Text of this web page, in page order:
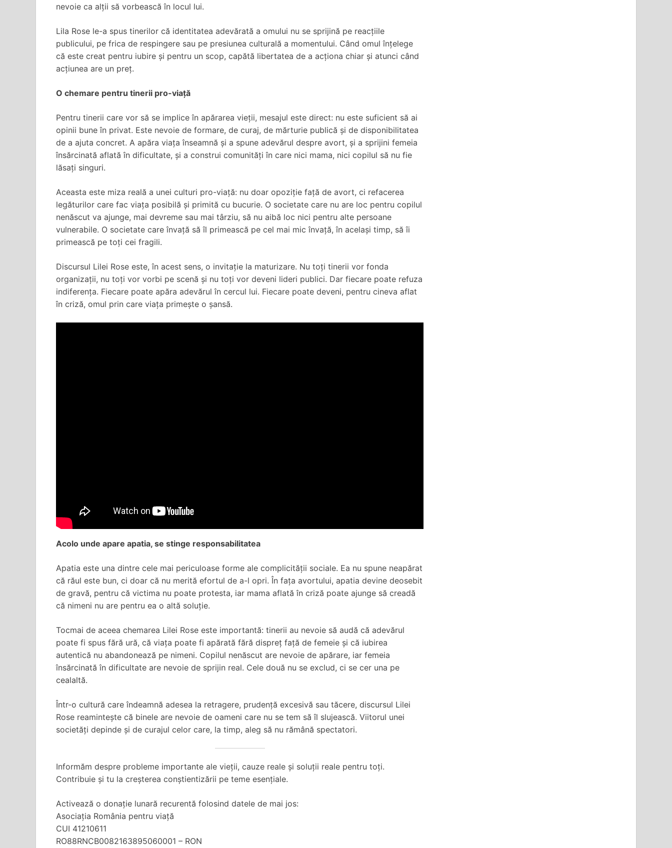
nevoie ca alții să vorbească în locul lui.
Lila Rose le-a spus tinerilor că identitatea adevărată a omului nu se sprijină pe reacțiile
publicului, pe frica de respingere sau pe presiunea culturală a momentului. Când omul înțelege
că este creat pentru iubire și pentru un scop, capătă libertatea de a acționa chiar și atunci când
acțiunea are un preț.
O chemare pentru tinerii pro-viață
Pentru tinerii care vor să se implice în apărarea vieții, mesajul este direct: nu este suficient să ai
opinii bune în privat. Este nevoie de formare, de curaj, de mărturie publică și de disponibilitatea
de a ajuta concret. A apăra viața înseamnă și a spune adevărul despre avort, și a sprijini femeia
însărcinată aflată în dificultate, și a construi comunități în care nici mama, nici copilul să nu fie
lăsați singuri.
Aceasta este miza reală a unei culturi pro-viață: nu doar opoziție față de avort, ci refacerea
legăturilor care fac viața posibilă și primită cu bucurie. O societate care nu are loc pentru copilul
nenăscut va ajunge, mai devreme sau mai târziu, să nu aibă loc nici pentru alte persoane
vulnerabile. O societate care învață să îl primească pe cel mai mic învață, în același timp, să îi
primească pe toți cei fragili.
Discursul Lilei Rose este, în acest sens, o invitație la maturizare. Nu toți tinerii vor fonda
organizații, nu toți vor vorbi pe scenă și nu toți vor deveni lideri publici. Dar fiecare poate refuza
indiferența. Fiecare poate apăra adevărul în cercul lui. Fiecare poate deveni, pentru cineva aflat
în criză, omul prin care viața primește o șansă.
Acolo unde apare apatia, se stinge responsabilitatea
Apatia este una dintre cele mai periculoase forme ale complicității sociale. Ea nu spune neapărat
că răul este bun, ci doar că nu merită efortul de a-l opri. În fața avortului, apatia devine deosebit
de gravă, pentru că victima nu poate protesta, iar mama aflată în criză poate ajunge să creadă
că nimeni nu are pentru ea o altă soluție.
Tocmai de aceea chemarea Lilei Rose este importantă: tinerii au nevoie să audă că adevărul
poate fi spus fără ură, că viața poate fi apărată fără dispreț față de femeie și că iubirea
autentică nu abandonează pe nimeni. Copilul nenăscut are nevoie de apărare, iar femeia
însărcinată în dificultate are nevoie de sprijin real. Cele două nu se exclud, ci se cer una pe
cealaltă.
Într-o cultură care îndeamnă adesea la retragere, prudență excesivă sau tăcere, discursul Lilei
Rose reamintește că binele are nevoie de oameni care nu se tem să îl slujească. Viitorul unei
societăți depinde și de curajul celor care, la timp, aleg să nu rămână spectatori.
Informăm despre probleme importante ale vieții, cauze reale și soluții reale pentru toți.
Contribuie și tu la creșterea conștientizării pe teme esențiale.
Activează o donație lunară recurentă folosind datele de mai jos:
Asociația România pentru viață
CUI 41210611
RO88RNCB0082163895060001 – RON